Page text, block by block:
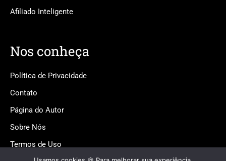
Afiliado Inteligente
Nos conheça
Política de Privacidade
Contato
Página do Autor
Sobre Nós
Termos de Uso